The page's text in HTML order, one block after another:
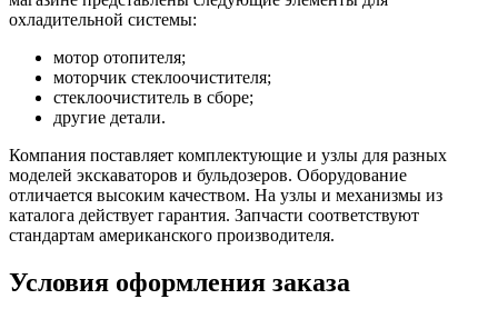
охладительной системы:
мотор отопителя;
моторчик стеклоочистителя;
стеклоочиститель в сборе;
другие детали.
Компания поставляет комплектующие и узлы для разных
моделей экскаваторов и бульдозеров. Оборудование
отличается высоким качеством. На узлы и механизмы из
каталога действует гарантия. Запчасти соответствуют
стандартам американского производителя.
Условия оформления заказа